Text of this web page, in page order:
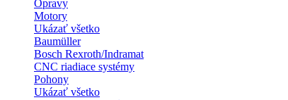
Opravy
Motory
Ukázať všetko
Baumüller
Bosch Rexroth/Indramat
CNC riadiace systémy
Pohony
Ukázať všetko